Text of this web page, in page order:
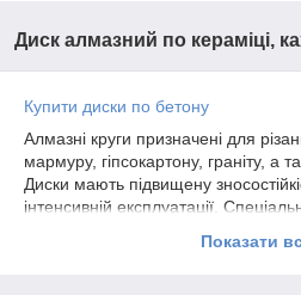
Диск алмазний по кераміці,
Купити диски по бетону
Алмазні круги призначені для
мармуру, гіпсокартону, граніту, а
Диски мають підвищену
інтенсивній експлуатації.
підвищує швидкість різу і збільшує
Показати